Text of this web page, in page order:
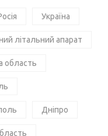
Україна
літальний апарат
область
Дніпро